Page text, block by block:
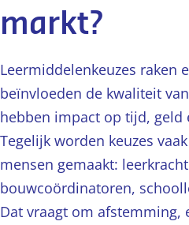
markt?
Leermiddelenkeuzes raken
beïnvloeden de kwaliteit
hebben impact op tijd, geld
Tegelijk worden keuzes
mensen gemaakt:
bouwcoördinatoren,
Dat vraagt om afstemming,